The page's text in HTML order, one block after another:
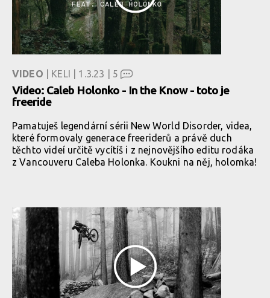
VIDEO | KELI | 1.3.23 | 5
Video: Caleb Holonko - In the Know - toto je
freeride
Pamatuješ legendární sérii New World Disorder, videa,
které formovaly generace freeriderů a právě duch
těchto videí určitě vycítíš i z nejnovějšího editu rodáka
z Vancouveru Caleba Holonka. Koukni na něj, holomka!